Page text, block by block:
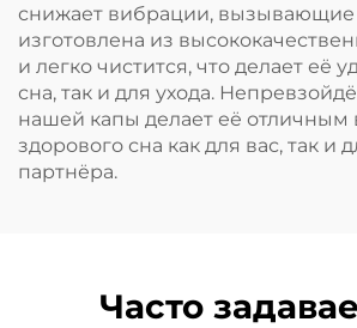
снижает вибрации, вызывающие
изготовлена из
и легко чистится, что делает её
сна, так и для ухода.
нашей капы делает её
здорового сна как для вас, так и
партнёра.
Часто